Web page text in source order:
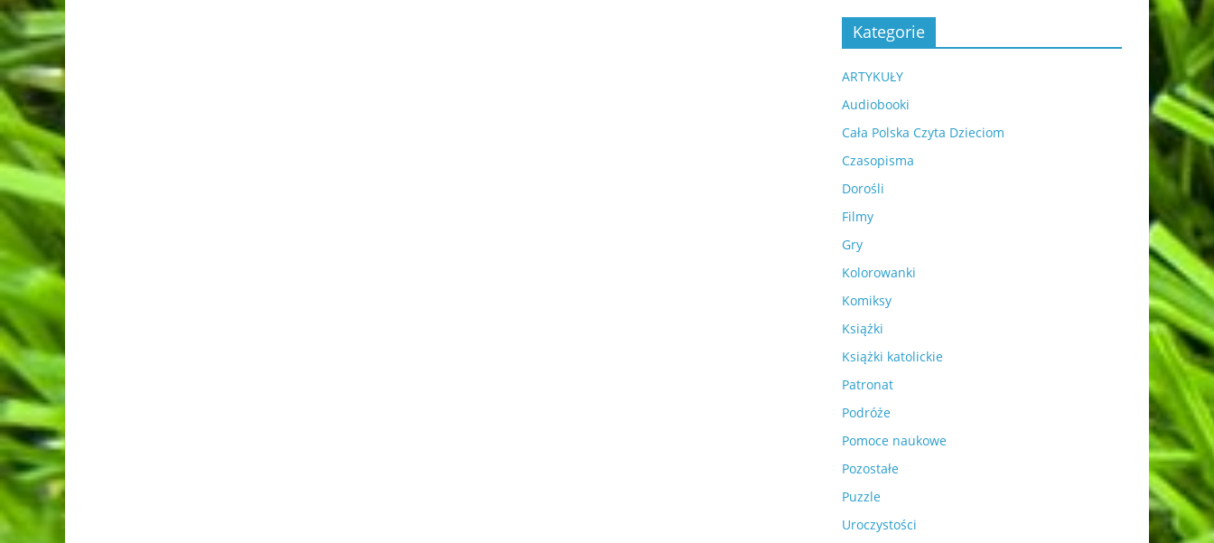
Kategorie
ARTYKUŁY
Audiobooki
Cała Polska Czyta Dzieciom
Czasopisma
Dorośli
Filmy
Gry
Kolorowanki
Komiksy
Książki
Książki katolickie
Patronat
Podróże
Pomoce naukowe
Pozostałe
Puzzle
Uroczystości